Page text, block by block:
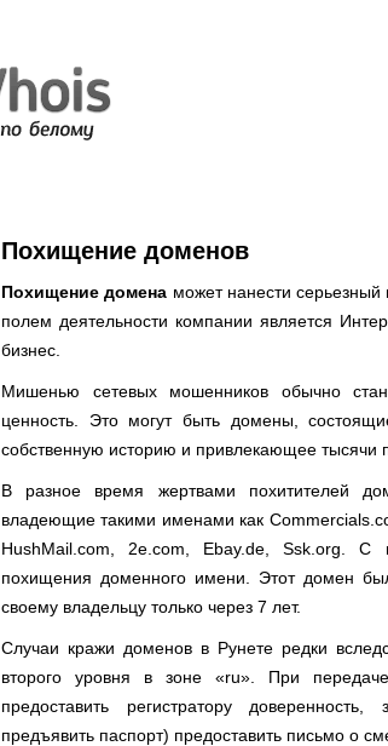
Похищение доменов
Похищение домена может нанести
полем деятельности компании является
бизнес.
Мишенью сетевых мошенников обычно
ценность. Это могут быть домены,
собственную историю и привлекающее тысячи
В разное время жертвами похитителей
владеющие такими именами как
HushMail.com, 2e.com, Ebay.de, Ssk.org. С
похищения доменного имени. Этот домен
своему владельцу только через 7 лет.
Случаи кражи доменов в Рунете редки
второго уровня в зоне «ru». При
предоставить регистратору
предъявить паспорт) предоставить письмо о